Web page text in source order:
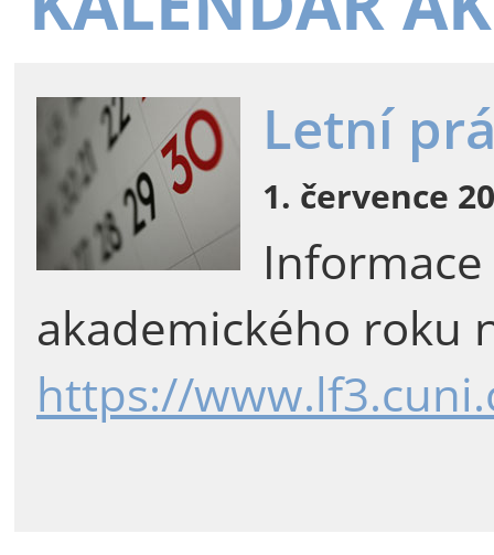
Letní
1. července
akademického roku
https://